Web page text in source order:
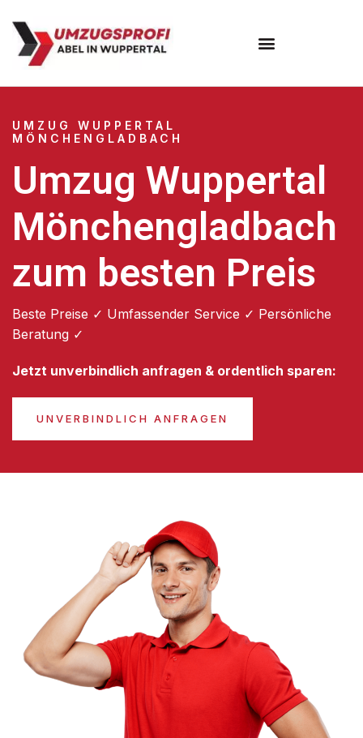
UMZUG WUPPERTAL
MÖNCHENGLADBACH
Umzug Wuppertal
Mönchengladbach
zum besten Preis
Beste Preise ✓ Umfassender Service ✓ Persönliche
Beratung ✓
Jetzt unverbindlich anfragen & ordentlich sparen:
UNVERBINDLICH ANFRAGEN